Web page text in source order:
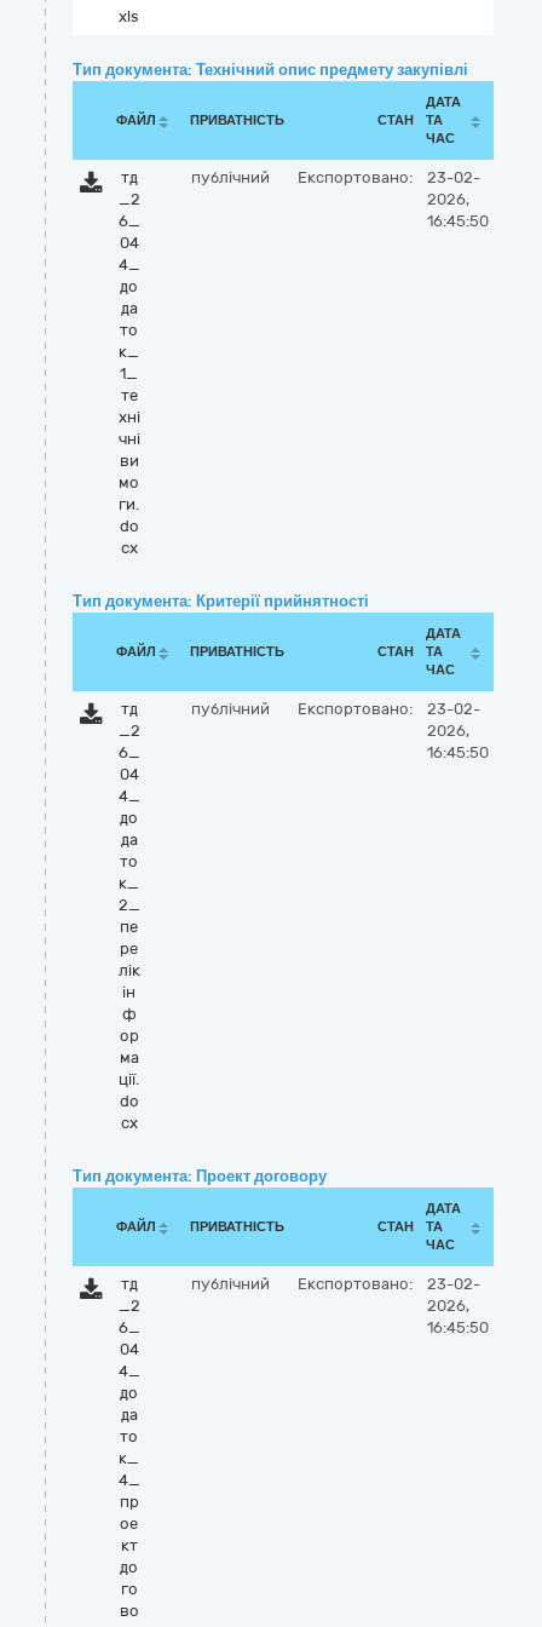
xls
Тип документа: Технічний опис предмету закупівлі
ФАЙЛ ПРИВАТНІСТЬ СТАН
ДАТА
ТА
ЧАС
тд
_2
6_
04
4_
до
да
то
к_
1_
те
хні
чні
ви
мо
ги.
do
cx
публічний Експортовано:
23-02-
2026,
16:45:50
Тип документа: Критерії прийнятності
ФАЙЛ ПРИВАТНІСТЬ СТАН
ДАТА
ТА
ЧАС
тд
_2
6_
04
4_
до
да
то
к_
2_
пе
ре
лік
ін
ф
ор
ма
ції.
do
cx
публічний Експортовано:
23-02-
2026,
16:45:50
Тип документа: Проект договору
ФАЙЛ ПРИВАТНІСТЬ СТАН
ДАТА
ТА
ЧАС
тд
_2
6_
04
4_
до
да
то
к_
4_
пр
ое
кт
до
го
во
публічний Експортовано:
23-02-
2026,
16:45:50